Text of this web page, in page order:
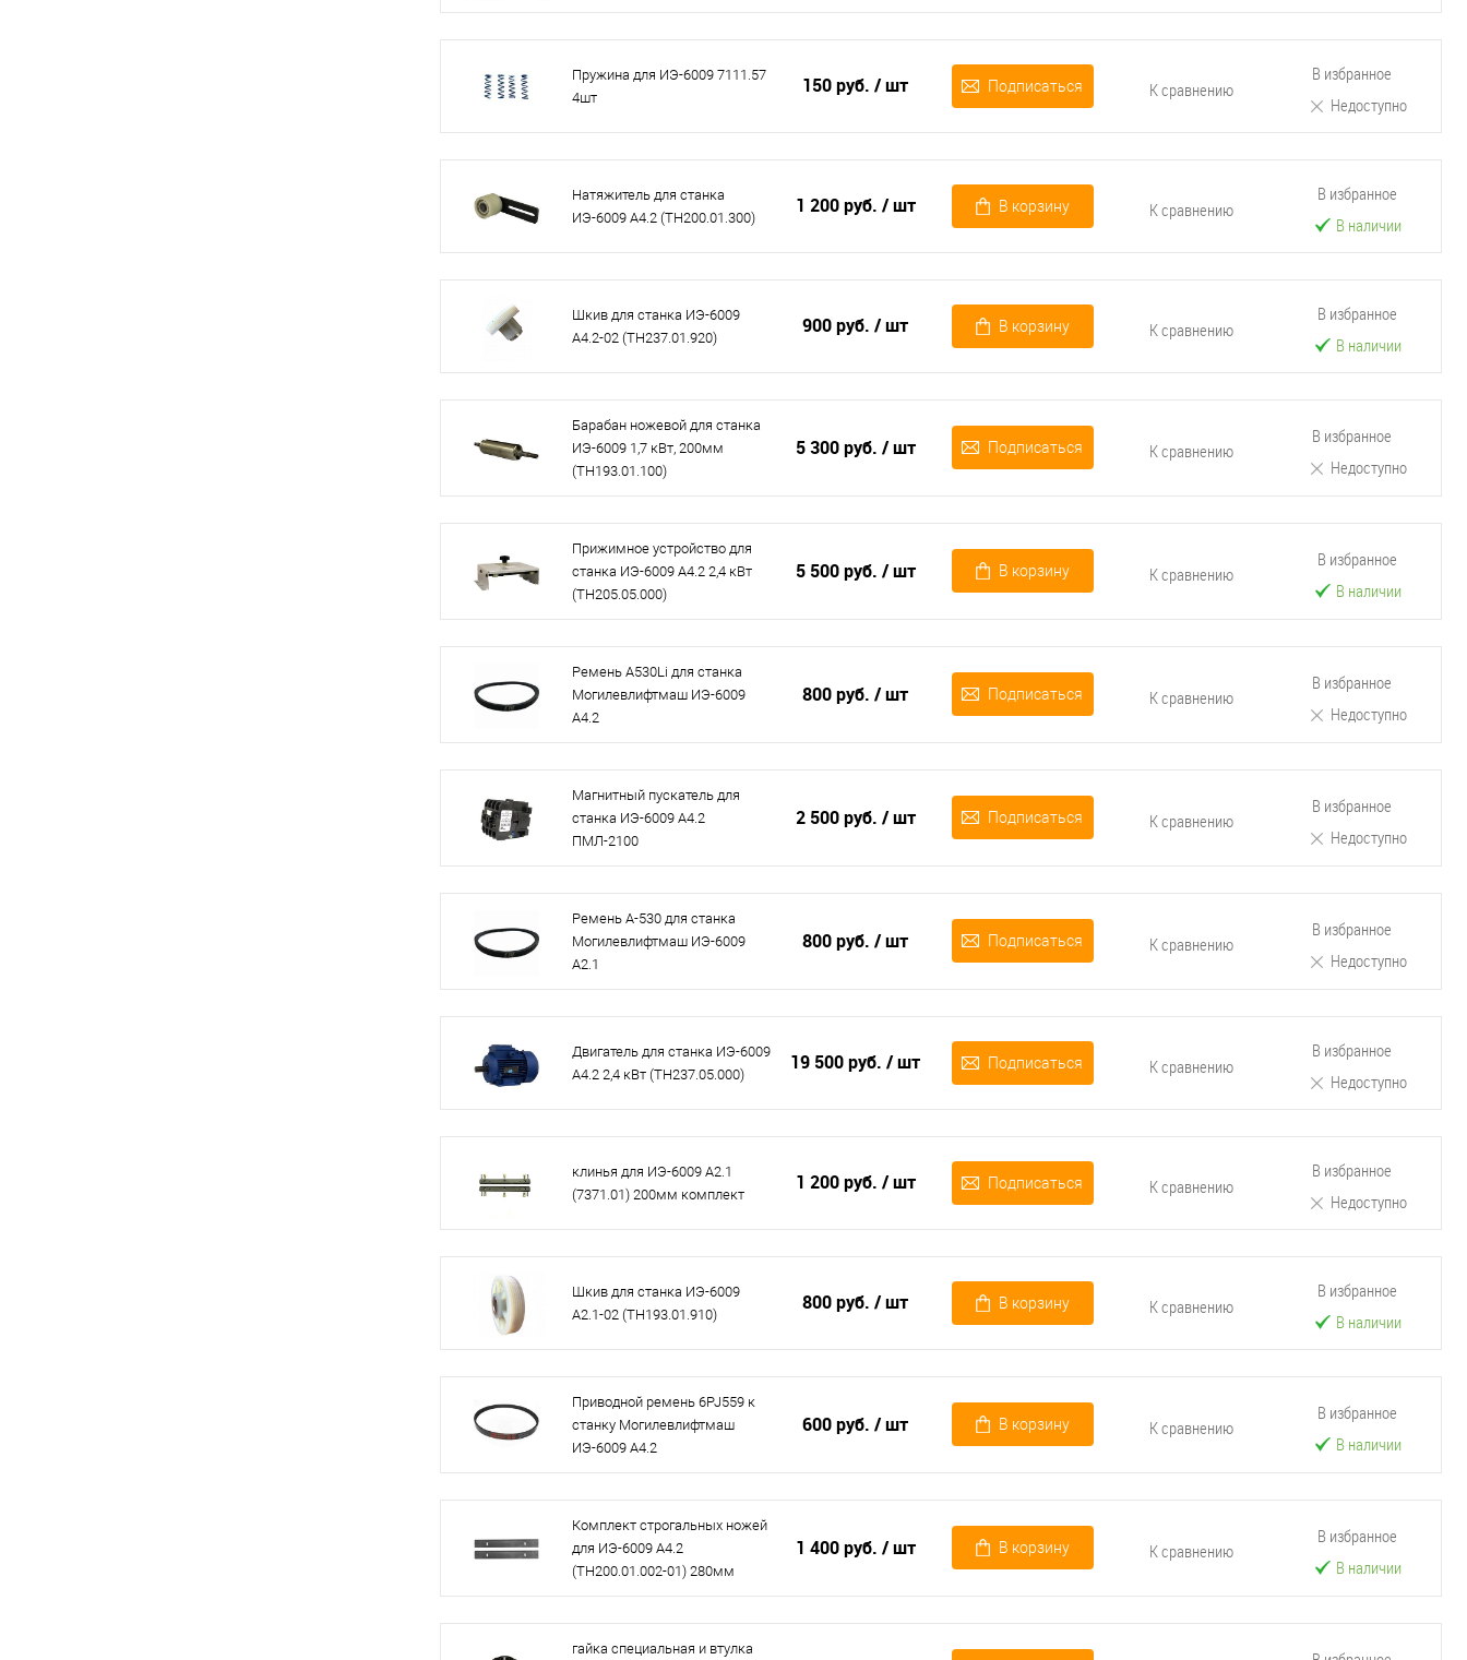
Пружина для ИЭ-6009 7111.57
4шт
150 руб. / шт Подписаться К сравнению
В избранное
Недоступно
Натяжитель для станка
ИЭ-6009 А4.2 (ТН200.01.300)
1 200 руб. / шт В корзину К сравнению
В избранное
В наличии
Шкив для станка ИЭ-6009
А4.2-02 (ТН237.01.920)
900 руб. / шт В корзину К сравнению
В избранное
В наличии
Барабан ножевой для станка
ИЭ-6009 1,7 кВт, 200мм
(ТН193.01.100)
5 300 руб. / шт Подписаться К сравнению
В избранное
Недоступно
Прижимное устройство для
станка ИЭ-6009 А4.2 2,4 кВт
(ТН205.05.000)
5 500 руб. / шт В корзину К сравнению
В избранное
В наличии
Ремень A530Li для станка
Могилевлифтмаш ИЭ-6009
А4.2
800 руб. / шт Подписаться К сравнению
В избранное
Недоступно
Магнитный пускатель для
станка ИЭ-6009 А4.2
ПМЛ-2100
2 500 руб. / шт Подписаться К сравнению
В избранное
Недоступно
Ремень A-530 для станка
Могилевлифтмаш ИЭ-6009
А2.1
800 руб. / шт Подписаться К сравнению
В избранное
Недоступно
Двигатель для станка ИЭ-6009
А4.2 2,4 кВт (ТН237.05.000)
19 500 руб. / шт Подписаться К сравнению
В избранное
Недоступно
клинья для ИЭ-6009 А2.1
(7371.01) 200мм комплект
1 200 руб. / шт Подписаться К сравнению
В избранное
Недоступно
Шкив для станка ИЭ-6009
А2.1-02 (ТН193.01.910)
800 руб. / шт В корзину К сравнению
В избранное
В наличии
Приводной ремень 6PJ559 к
станку Могилевлифтмаш
ИЭ-6009 А4.2
600 руб. / шт В корзину К сравнению
В избранное
В наличии
Комплект строгальных ножей
для ИЭ-6009 А4.2
(TH200.01.002-01) 280мм
1 400 руб. / шт В корзину К сравнению
В избранное
В наличии
гайка специальная и втулка